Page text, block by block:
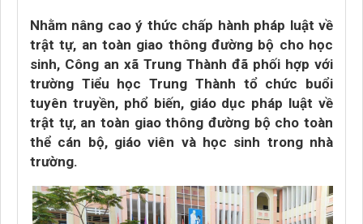
Nhằm nâng cao ý thức chấp hành pháp luật về
trật tự, an toàn giao thông đường bộ cho học
sinh, Công an xã Trung Thành đã phối hợp với
trường Tiểu học Trung Thành tổ chức buổi
tuyên truyền, phổ biến, giáo dục pháp luật về
trật tự, an toàn giao thông đường bộ cho toàn
thể cán bộ, giáo viên và học sinh trong nhà
trường.